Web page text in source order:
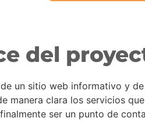
del
un sitio web informativo y
manera clara los servicios
ser un punto de